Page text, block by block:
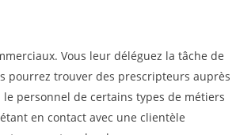
Vous leur déléguez la tâche de
pourrez trouver des prescripteurs auprès
personnel de certains types de métiers
en contact avec une clientèle